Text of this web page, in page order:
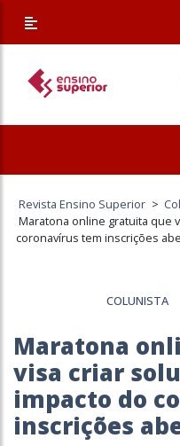
Revista Ensino Superior >
Maratona online gratuita que
coronavírus tem inscrições
COLUNISTA
Maratona
visa criar
impacto do
inscrições